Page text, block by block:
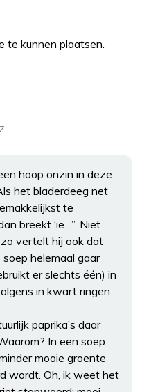
te kunnen plaatsen.
hoop onzin in deze
het bladerdeeg net
te
breekt ‘ie…”. Niet
vertelt hij ook dat
helemaal gaar
er slechts één) in
in kwart ringen
paprika’s daar
In een soep
mooie groente
wordt. Oh, ik weet het